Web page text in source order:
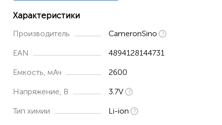
Характеристики
Производитель CameronSino
EAN 4894128144731
Емкость, мАч 2600
Напряжение, В 3.7V
Тип химии Li-ion